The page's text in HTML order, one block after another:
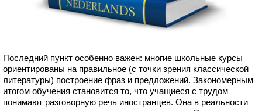
Последний пункт особенно важен: многие школьные курсы
ориентированы на правильное (с точки зрения классической
литературы) построение фраз и предложений. Закономерным
итогом обучения становится то, что учащиеся с трудом
понимают разговорную речь иностранцев. Она в реальности